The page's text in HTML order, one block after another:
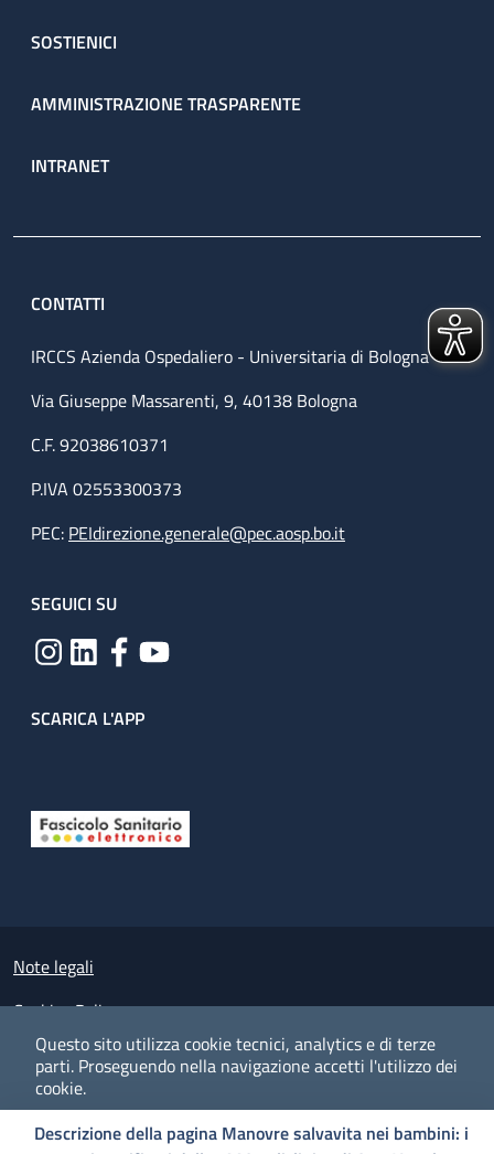
Questo sito utilizza cookie tecnici, analytics e di terze
parti. Proseguendo nella navigazione accetti l'utilizzo dei
cookie.
PREFERENZECOOKIESACCETTOI
Descrizione della pagina Manovre salvavita nei bambini: i
SOSTIENICI
AMMINISTRAZIONE TRASPARENTE
INTRANET
CONTATTI
IRCCS Azienda Ospedaliero - Universitaria di Bologna
Via Giuseppe Massarenti, 9, 40138 Bologna
C.F. 92038610371
P.IVA 02553300373
PEC: PEIdirezione.generale@pec.aosp.bo.it
SEGUICI SU
SCARICA L'APP
Small prints
Note legali
Cookies Policy
Policy privacy e protezione del dato personale
Albo pretorio on-line
Dichiarazione di accessibilità